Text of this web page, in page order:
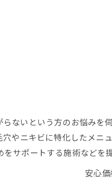
ないという方のお悩みを
やニキビに特化したメニ
サポートする施術などを
安心価